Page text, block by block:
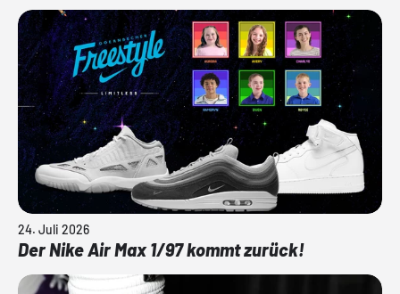
24. Juli 2026
Der Nike Air Max 1/97 kommt zurück!